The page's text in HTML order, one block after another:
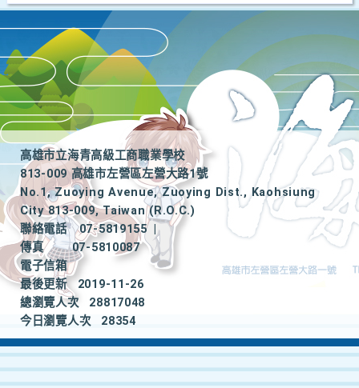
高雄市立海青高級工商職業學校
813-009 高雄市左營區左營大路1號
No.1, Zuoying Avenue, Zuoying Dist., Kaohsiung
City 813-009, Taiwan (R.O.C.)
聯絡電話
07-5819155
|
傳真
07-5810087
電子信箱
最後更新
2019-11-26
總瀏覽人次
28817048
今日瀏覽人次
28354